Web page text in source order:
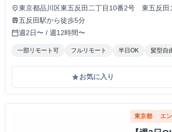
place東京都品川区東五反田二丁目10番2号 東五反田
train 五反田駅から徒歩5分
calendar_today週2日〜 / 週12時間〜
一部リモート可 フルリモート 半日OK 髪型自
gradeお気に入り
東京都 エ